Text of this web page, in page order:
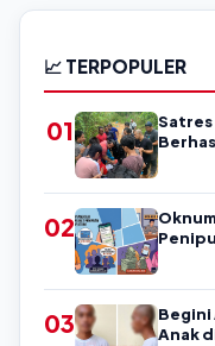
OLAHRAGA
Skansaba Enjoy
2026
📅 6 Agustus 2026
📈 TERPOPULER
01
Satres
02
03
Begini
Anak